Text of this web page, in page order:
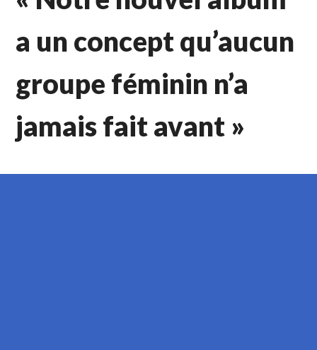
a un concept qu’aucun
groupe féminin n’a
jamais fait avant »